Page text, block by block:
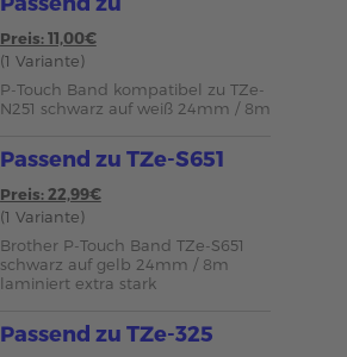
Preis: 11,00€
(1 Variante)
P-Touch Band kompatibel zu TZe-
N251 schwarz auf weiß 24mm / 8m
Passend zu TZe-S651
Preis: 22,99€
(1 Variante)
Brother P-Touch Band TZe-S651
schwarz auf gelb 24mm / 8m
laminiert extra stark
Passend zu TZe-325